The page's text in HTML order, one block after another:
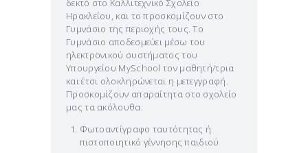
δεκτό στο Καλλιτεχνικό Σχολείο
Ηρακλείου, και το προσκομίζουν στο
Γυμνάσιο της περιοχής τους. Το
Γυμνάσιο αποδεσμεύει μέσω του
ηλεκτρονικού συστήματος του
Υπουργείου MySchool τον μαθητή/τρια
και έτσι ολοκληρώνεται η μετεγγραφή.
Προσκομίζουν απαραίτητα στο σχολείο
μας τα ακόλουθα:
Φωτοαντίγραφο ταυτότητας ή
πιστοποιητικό γέννησης παιδιού